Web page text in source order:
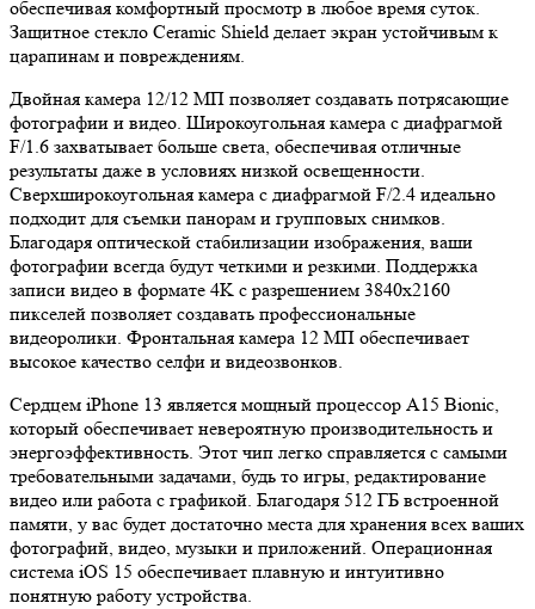
обеспечивая комфортный просмотр в любое время суток.
Защитное стекло Ceramic Shield делает экран устойчивым к
царапинам и повреждениям.
Двойная камера 12/12 МП позволяет создавать потрясающие
фотографии и видео. Широкоугольная камера с диафрагмой
F/1.6 захватывает больше света, обеспечивая отличные
результаты даже в условиях низкой освещенности.
Сверхширокоугольная камера с диафрагмой F/2.4 идеально
подходит для съемки панорам и групповых снимков.
Благодаря оптической стабилизации изображения, ваши
фотографии всегда будут четкими и резкими. Поддержка
записи видео в формате 4K с разрешением 3840x2160
пикселей позволяет создавать профессиональные
видеоролики. Фронтальная камера 12 МП обеспечивает
высокое качество селфи и видеозвонков.
Сердцем iPhone 13 является мощный процессор A15 Bionic,
который обеспечивает невероятную производительность и
энергоэффективность. Этот чип легко справляется с самыми
требовательными задачами, будь то игры, редактирование
видео или работа с графикой. Благодаря 512 ГБ встроенной
памяти, у вас будет достаточно места для хранения всех ваших
фотографий, видео, музыки и приложений. Операционная
система iOS 15 обеспечивает плавную и интуитивно
понятную работу устройства.